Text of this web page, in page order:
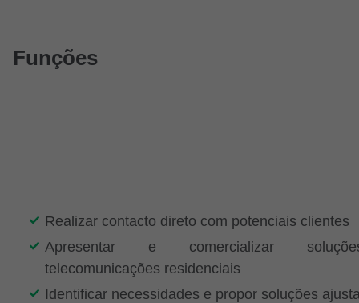
Funções
Realizar contacto direto com potenciais clientes
Apresentar e comercializar
telecomunicações residenciais
Identificar necessidades e propor soluções